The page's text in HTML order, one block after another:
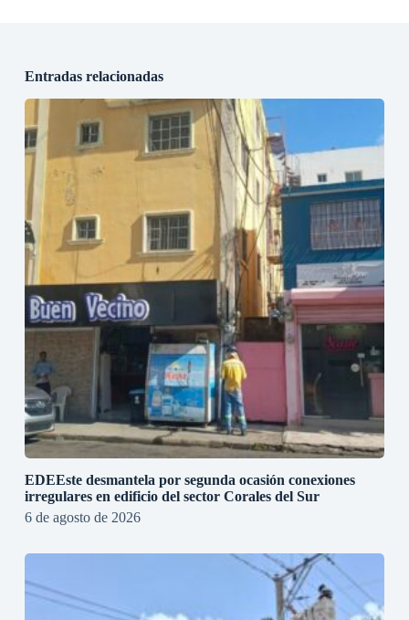
Entradas relacionadas
EDEEste desmantela por segunda ocasión conexiones
irregulares en edificio del sector Corales del Sur
6 de agosto de 2026